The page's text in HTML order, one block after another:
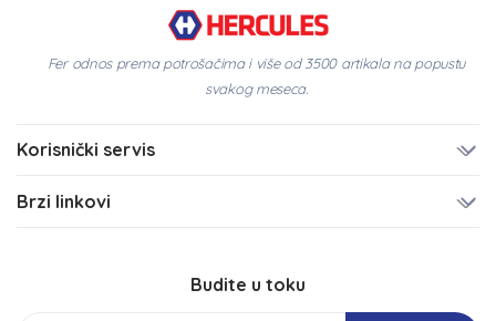
Fer odnos prema potrošačima i više od 3500 artikala na popustu
svakog meseca.
Korisnički servis
Brzi linkovi
Budite u toku